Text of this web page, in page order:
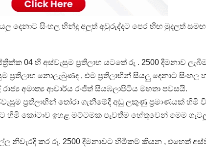
දෙනාට සිංහල හින්දු අලුත් අවුරුද්දට පෙර හිඟ මුදලත්
04 හි අස්වැසුම ප්‍රතිලාභ යටතේ රු . 2500 දීමනාව
නොලැබුණද , එම ප්‍රතිලාභීන් සියලු දෙනාට සිංහල
අමාත්‍ය ආචාර්ය රංජිත් සියඹලාපිටිය මහතා පවසයි.
ප්‍රතිලාභීන් තෝරා ගැනීමේදී අඩු ලකුණු ප්‍රමාණයක් හිමි
හිමි කෝටාව ඉහළ මට්ටමක පැවතීම හේතුවෙන් මෙම
නිවැරදි කර රු. 2500 දීමනාවට හිමිකම් කියන , එහෙත්